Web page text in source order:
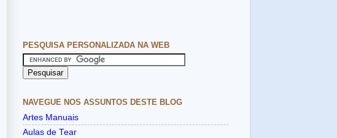
PESQUISA PERSONALIZADA NA WEB
NAVEGUE NOS ASSUNTOS DESTE BLOG
Artes Manuais
Aulas de Tear